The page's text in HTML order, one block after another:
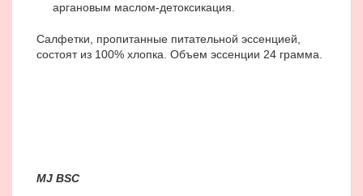
аргановым маслом-детоксикация.
Салфетки, пропитанные питательной эссенцией,
состоят из 100% хлопка. Объем эссенции 24 грамма.
MJ BSC